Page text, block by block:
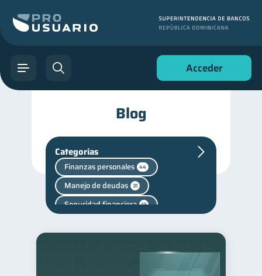
Acceder
Blog
Categorías
Finanzas personales 44
Manejo de deudas 31
Seguridad financiera 13